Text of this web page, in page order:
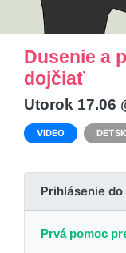
Dusenie a
dojčiať
Utorok 17.06
VIDEO
Prihlásenie
Prvá pomoc